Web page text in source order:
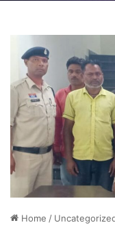
Home /